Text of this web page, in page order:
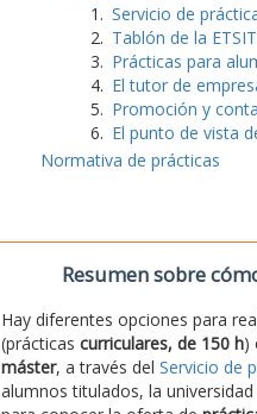
Servicio de
Tablón de la
Prácticas para
El tutor de
Promoción y
El punto de vista
Normativa de prácticas
Resumen sobre
Hay diferentes opciones para
(prácticas curriculares, de 150 h)
máster, a través del Servicio de
alumnos titulados, la